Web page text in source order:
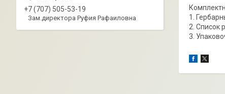
1.
2. Список
3.
+7 (707) 505-53-19
Зам.директора Руфия Рафаиловна